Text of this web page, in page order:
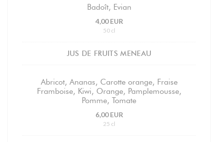
Badoît, Evian
4,00 EUR
50 cl
JUS DE FRUITS MENEAU
Abricot, Ananas, Carotte orange, Fraise
Framboise, Kiwi, Orange, Pamplemousse,
Pomme, Tomate
6,00 EUR
25 cl